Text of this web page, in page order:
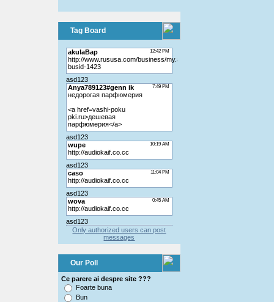
Tag Board
Only authorized users can post
messages
Our Poll
Ce parere ai despre site ???
Foarte buna
Bun